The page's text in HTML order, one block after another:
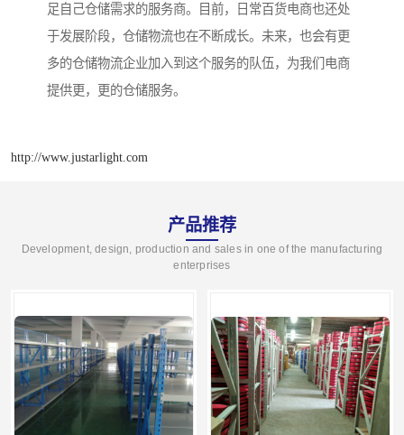
足自己仓储需求的服务商。目前，日常百货电商也还处
于发展阶段，仓储物流也在不断成长。未来，也会有更
多的仓储物流企业加入到这个服务的队伍，为我们电商
提供更，更的仓储服务。
http://www.justarlight.com
产品推荐
Development, design, production and sales in one of the manufacturing
enterprises